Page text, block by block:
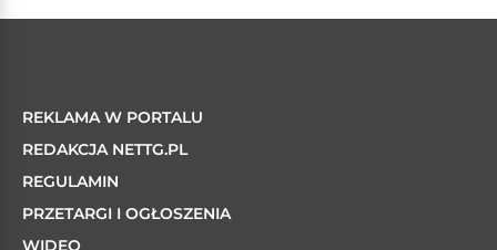
REKLAMA W PORTALU
REDAKCJA NETTG.PL
REGULAMIN
PRZETARGI I OGŁOSZENIA
WIDEO